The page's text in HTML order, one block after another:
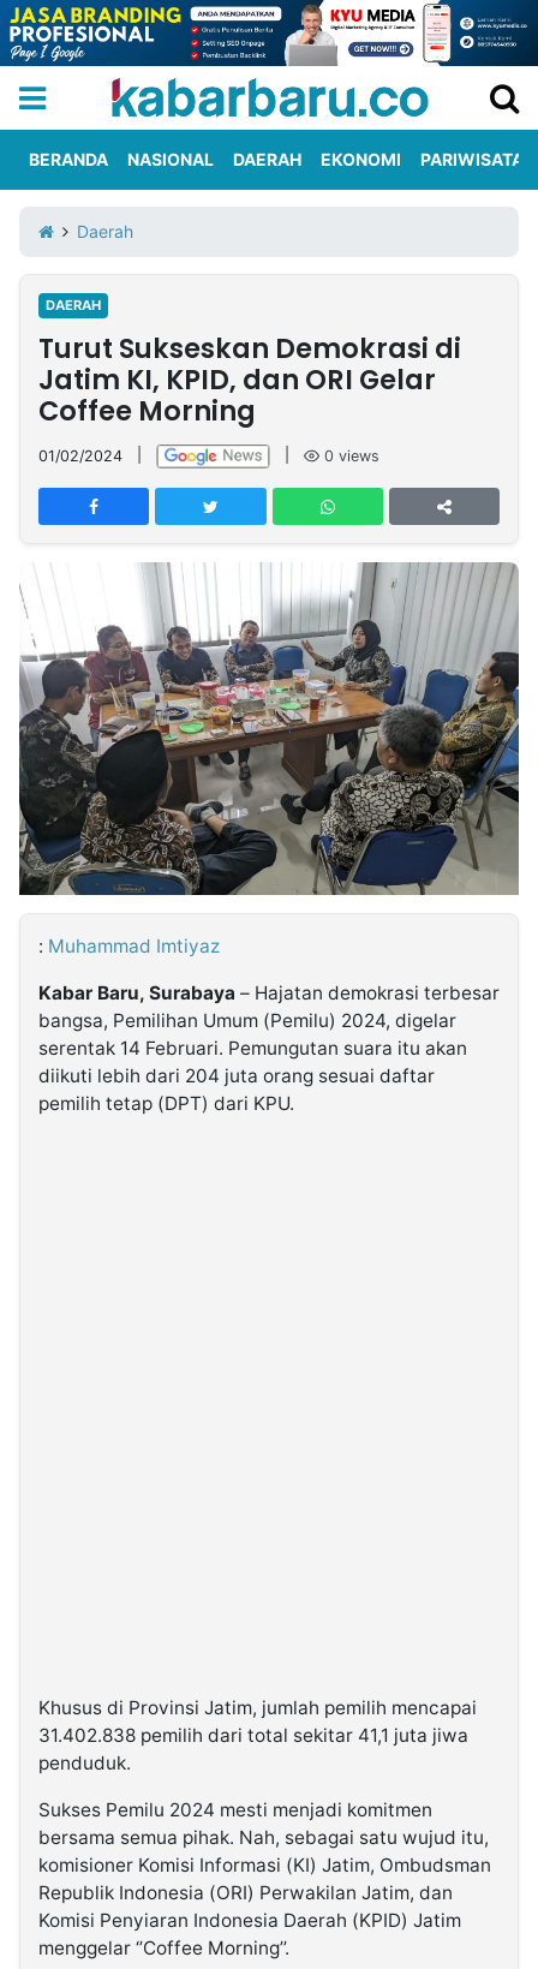
Iklan
Berita
Kami
Nasional
International
Olahraga
Entertainment
Daerah
Pariwisata
Kuliner
Kolom
Network
PT
TREETAN
INDONESIA
Partner
Insight
NTB
Suara
Time
Lens
IDN
Daily
Jogja
Jalan
Rakyat
Idealita
News
Kita
Notice
Radar
Baru
Seedbacklink
Follow
Kabarbaru
BERANDA NASIONAL DAERAH EKONOMI PARIWISATA
Daerah
DAERAH
Turut Sukseskan Demokrasi di
Jatim KI, KPID, dan ORI Gelar
Coffee Morning
01/02/2024 0 views
: Muhammad Imtiyaz
Kabar Baru, Surabaya – Hajatan demokrasi terbesar
bangsa, Pemilihan Umum (Pemilu) 2024, digelar
serentak 14 Februari. Pemungutan suara itu akan
diikuti lebih dari 204 juta orang sesuai daftar
pemilih tetap (DPT) dari KPU.
Khusus di Provinsi Jatim, jumlah pemilih mencapai
31.402.838 pemilih dari total sekitar 41,1 juta jiwa
penduduk.
Sukses Pemilu 2024 mesti menjadi komitmen
bersama semua pihak. Nah, sebagai satu wujud itu,
komisioner Komisi Informasi (KI) Jatim, Ombudsman
Republik Indonesia (ORI) Perwakilan Jatim, dan
Komisi Penyiaran Indonesia Daerah (KPID) Jatim
menggelar ‘’Coffee Morning’’.